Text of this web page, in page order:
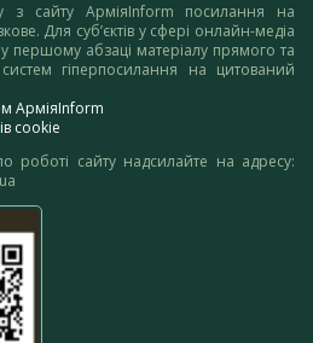
з сайту АрміяInform посилання на
Для суб’єктів у сфері онлайн-медіа
першому абзаці матеріалу прямого та
гіперпосилання на цитований
АрміяInform
cookie
роботі сайту надсилайте на адресу: